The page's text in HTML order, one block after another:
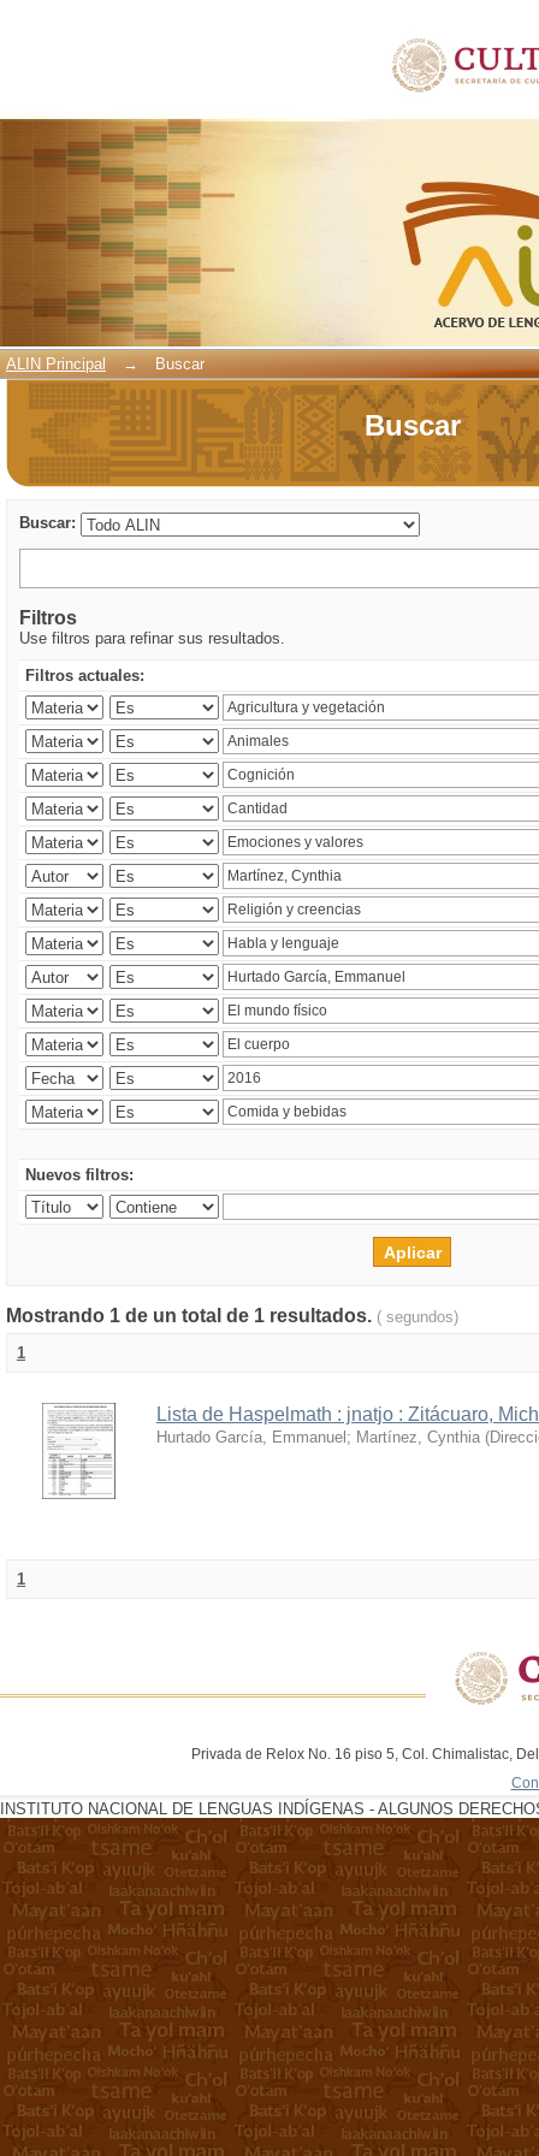
ALIN Principal → Buscar
Buscar
Buscar:
Filtros
Use filtros para refinar sus resultados.
Filtros actuales:
Nuevos filtros:
Mostrando 1 de un total de 1 resultados. ( segundos)
1
Lista de Haspelmath : jnatjo : Zitácuaro,
Hurtado García, Emmanuel ; Martínez, Cynthia (
1
Privada de Relox No. 16 piso 5, Col. Chimalistac,
INSTITUTO NACIONAL DE LENGUAS INDÍGENAS - ALGUNOS